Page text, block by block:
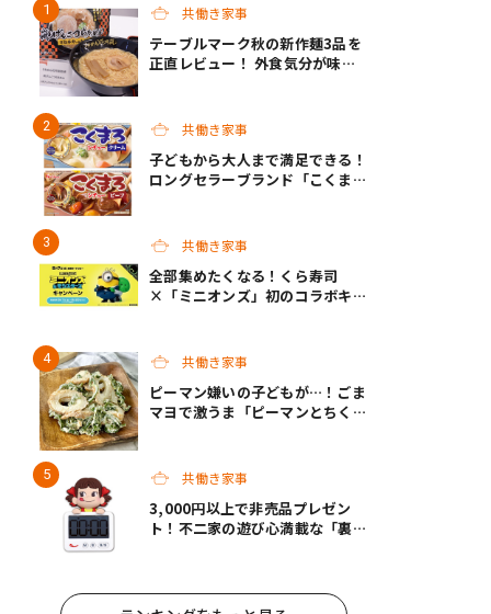
共働き家事
テーブルマーク秋の新作麺3品を
正直レビュー！ 外食気分が味わ
共働き家事
子どもから大人まで満足できる！
ロングセラーブランド「こくま
が新発売共働き家事
全部集めたくなる！くら寿司
×「ミニオンズ」初のコラボキャ
共働き家事
ピーマン嫌いの子どもが…！ごま
マヨで激うま「ピーマンとちくわ
共働き家事
3,000円以上で非売品プレゼン
ト！不二家の遊び心満載な「裏不